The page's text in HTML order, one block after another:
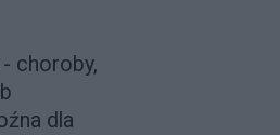
choroby,
dla